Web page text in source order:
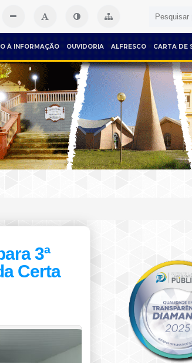
À INFORMAÇÃO OUVIDORIA ALFRESCO CARTA DE
3ª
Certa